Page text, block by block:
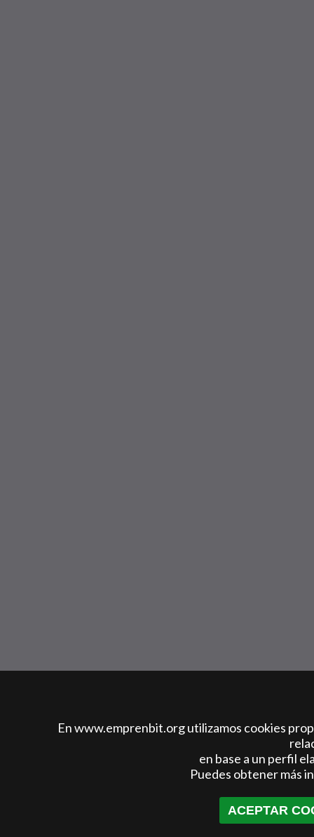
En www.emprenbit.org utilizamos cookies
en base a un perfil
Puedes obtener más
ACEPTAR